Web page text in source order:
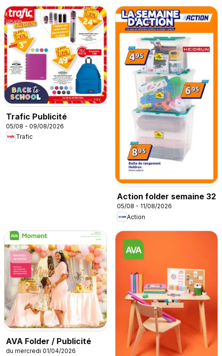
Trafic Publicité
05/08 - 09/08/2026
Trafic
Action folder semaine 32
05/08 - 11/08/2026
Action
AVA Folder / Publicité
du mercredi 01/04/2026